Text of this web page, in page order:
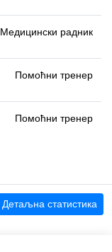
Медицински радник
Помоћни тренер
Помоћни тренер
Детаљна статистика